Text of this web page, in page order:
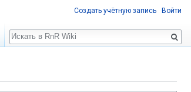
Создать учётную запись Войти
Поиск